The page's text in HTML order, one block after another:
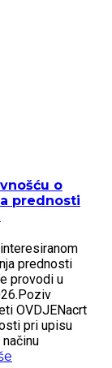
o
prednosti
prednosti
provodi u
OVDJENacrt
pri upisu